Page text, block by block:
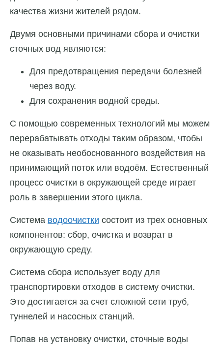
качества жизни жителей рядом.
Двумя основными причинами сбора и очистки
сточных вод являются:
Для предотвращения передачи болезней
через воду.
Для сохранения водной среды.
С помощью современных технологий мы можем
перерабатывать отходы таким образом, чтобы
не оказывать необоснованного воздействия на
принимающий поток или водоём. Естественный
процесс очистки в окружающей среде играет
роль в завершении этого цикла.
Система водоочистки состоит из трех основных
компонентов: сбор, очистка и возврат в
окружающую среду.
Система сбора использует воду для
транспортировки отходов в систему очистки.
Это достигается за счет сложной сети труб,
туннелей и насосных станций.
Попав на установку очистки, сточные воды